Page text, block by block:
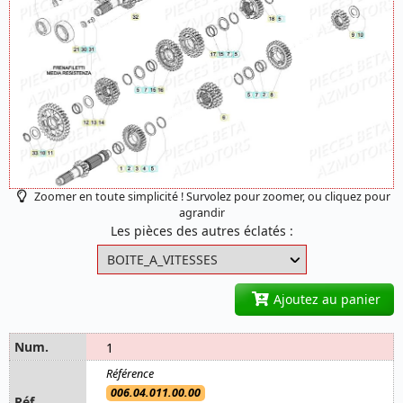
Zoomer en toute simplicité ! Survolez pour zoomer, ou cliquez pour
agrandir
Les pièces des autres éclatés :
Ajoutez au panier
1
006.04.011.00.00